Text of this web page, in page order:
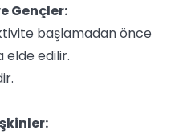
Gençler:
başlamadan önce
elde edilir.